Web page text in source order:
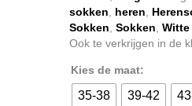
€ 19,95.
sokken
heren
Sokken Sokken
Ook te verkrijgen in de
Kies de maat:
35-38 39-42